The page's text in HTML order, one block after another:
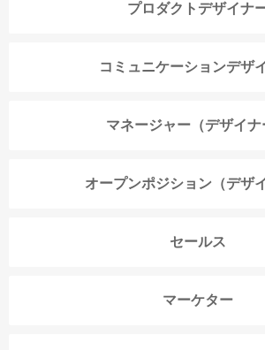
プロダクトデザイナ
コミュニケーションデザ
マネージャー（デザイナ
オープンポジション（デザ
セールス
マーケター